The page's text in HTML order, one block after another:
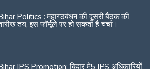
Politics : महागठबंधन की दूसरी बैठक की
तय, इस फॉर्मूले पर हो सकती है चर्चा।
IPS Promotion: बिहार में5 IPS अधिकारियों